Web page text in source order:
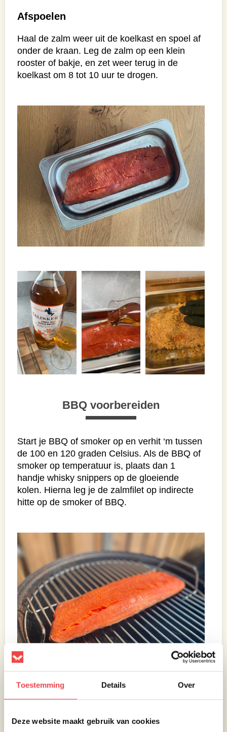
Toestemming Details Over
Deze website maakt gebruik van cookies
Afspoelen
Haal de zalm weer uit de koelkast en spoel af
onder de kraan. Leg de zalm op een klein
rooster of bakje, en zet weer terug in de
koelkast om 8 tot 10 uur te drogen.
BBQ voorbereiden
Start je BBQ of smoker op en verhit ‘m tussen
de 100 en 120 graden Celsius. Als de BBQ of
smoker op temperatuur is, plaats dan 1
handje whisky snippers op de gloeiende
kolen. Hierna leg je de zalmfilet op indirecte
hitte op de smoker of BBQ.
Grillen